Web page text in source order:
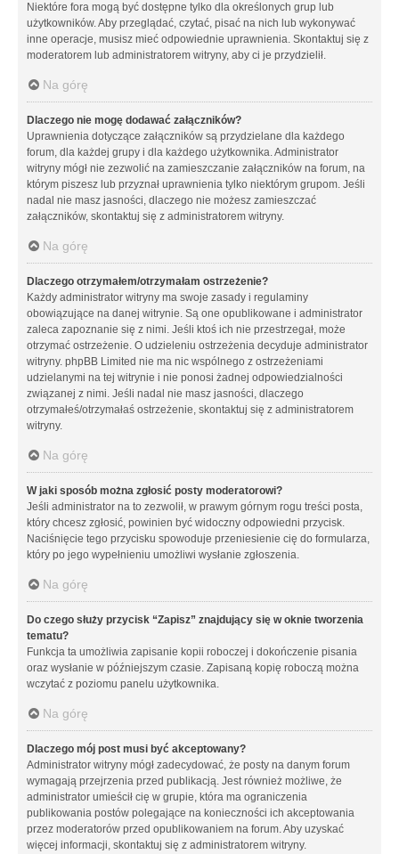
Niektóre fora mogą być dostępne tylko dla określonych grup lub
użytkowników. Aby przeglądać, czytać, pisać na nich lub wykonywać
inne operacje, musisz mieć odpowiednie uprawnienia. Skontaktuj się z
moderatorem lub administratorem witryny, aby ci je przydzielił.
Na górę
Dlaczego nie mogę dodawać załączników?
Uprawnienia dotyczące załączników są przydzielane dla każdego
forum, dla każdej grupy i dla każdego użytkownika. Administrator
witryny mógł nie zezwolić na zamieszczanie załączników na forum, na
którym piszesz lub przyznał uprawnienia tylko niektórym grupom. Jeśli
nadal nie masz jasności, dlaczego nie możesz zamieszczać
załączników, skontaktuj się z administratorem witryny.
Na górę
Dlaczego otrzymałem/otrzymałam ostrzeżenie?
Każdy administrator witryny ma swoje zasady i regulaminy
obowiązujące na danej witrynie. Są one opublikowane i administrator
zaleca zapoznanie się z nimi. Jeśli ktoś ich nie przestrzegał, może
otrzymać ostrzeżenie. O udzieleniu ostrzeżenia decyduje administrator
witryny. phpBB Limited nie ma nic wspólnego z ostrzeżeniami
udzielanymi na tej witrynie i nie ponosi żadnej odpowiedzialności
związanej z nimi. Jeśli nadal nie masz jasności, dlaczego
otrzymałeś/otrzymałaś ostrzeżenie, skontaktuj się z administratorem
witryny.
Na górę
W jaki sposób można zgłosić posty moderatorowi?
Jeśli administrator na to zezwolił, w prawym górnym rogu treści posta,
który chcesz zgłosić, powinien być widoczny odpowiedni przycisk.
Naciśnięcie tego przycisku spowoduje przeniesienie cię do formularza,
który po jego wypełnieniu umożliwi wysłanie zgłoszenia.
Na górę
Do czego służy przycisk “Zapisz” znajdujący się w oknie tworzenia
tematu?
Funkcja ta umożliwia zapisanie kopii roboczej i dokończenie pisania
oraz wysłanie w późniejszym czasie. Zapisaną kopię roboczą można
wczytać z poziomu panelu użytkownika.
Na górę
Dlaczego mój post musi być akceptowany?
Administrator witryny mógł zadecydować, że posty na danym forum
wymagają przejrzenia przed publikacją. Jest również możliwe, że
administrator umieścił cię w grupie, która ma ograniczenia
publikowania postów polegające na konieczności ich akceptowania
przez moderatorów przed opublikowaniem na forum. Aby uzyskać
więcej informacji, skontaktuj się z administratorem witryny.